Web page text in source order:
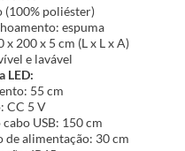
poliéster)
espuma
x 200 x 5 cm (L x L x A)
e lavável
LED:
55 cm
CC 5 V
USB: 150 cm
alimentação: 30 cm